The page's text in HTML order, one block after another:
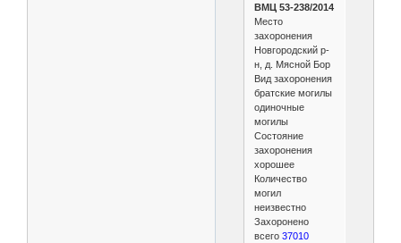
ВМЦ 53-238/2014
Место
захоронения
Новгородский р-
н, д. Мясной Бор
Вид захоронения
братские могилы
одиночные
могилы
Состояние
захоронения
хорошее
Количество
могил
неизвестно
Захоронено
всего 37010